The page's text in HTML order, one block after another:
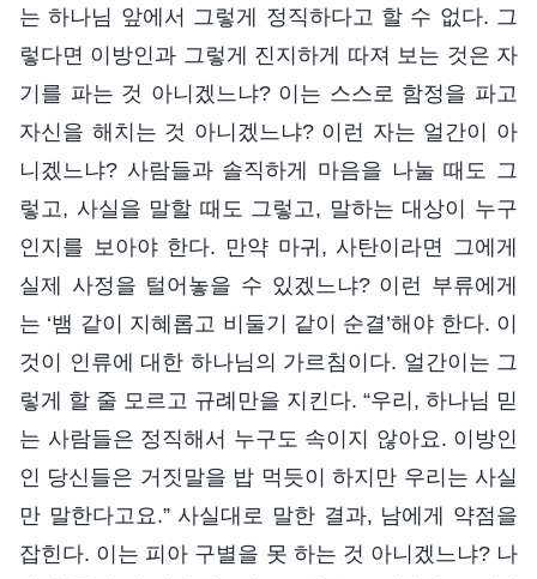
는 하나님 앞에서 그렇게 정직하다고 할 수 없다. 그
렇다면 이방인과 그렇게 진지하게 따져 보는 것은 자
기를 파는 것 아니겠느냐? 이는 스스로 함정을 파고
자신을 해치는 것 아니겠느냐? 이런 자는 얼간이 아
니겠느냐? 사람들과 솔직하게 마음을 나눌 때도 그
렇고, 사실을 말할 때도 그렇고, 말하는 대상이 누구
인지를 보아야 한다. 만약 마귀, 사탄이라면 그에게
실제 사정을 털어놓을 수 있겠느냐? 이런 부류에게
는 ‘뱀 같이 지혜롭고 비둘기 같이 순결’해야 한다. 이
것이 인류에 대한 하나님의 가르침이다. 얼간이는 그
렇게 할 줄 모르고 규례만을 지킨다. “우리, 하나님 믿
는 사람들은 정직해서 누구도 속이지 않아요. 이방인
인 당신들은 거짓말을 밥 먹듯이 하지만 우리는 사실
만 말한다고요.” 사실대로 말한 결과, 남에게 약점을
잡힌다. 이는 피아 구별을 못 하는 것 아니겠느냐? 나